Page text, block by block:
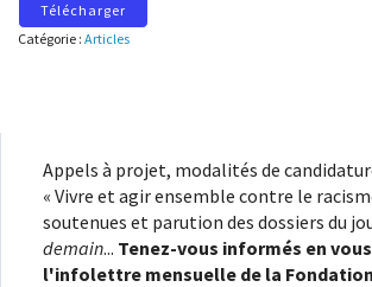
Télécharger
Catégorie : Articles
Appels à projet, modalités de
« Vivre et agir ensemble contre le
soutenues et parution des dossiers du
demain... Tenez-vous informés en
l'infolettre mensuelle de la